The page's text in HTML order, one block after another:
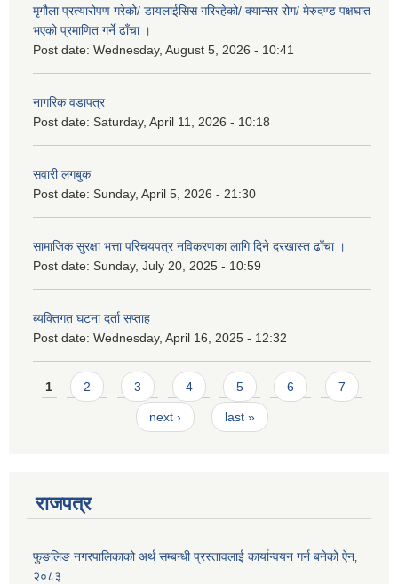
मृगौला प्रत्यारोपण गरेको/ डायलाईसिस गरिरहेको/ क्यान्सर रोग/ मेरुदण्ड पक्षघात
भएको प्रमाणित गर्ने ढाँचा ।
Post date: Wednesday, August 5, 2026 - 10:41
नागरिक वडापत्र
Post date: Saturday, April 11, 2026 - 10:18
सवारी लगबुक
Post date: Sunday, April 5, 2026 - 21:30
सामाजिक सुरक्षा भत्ता परिचयपत्र नविकरणका लागि दिने दरखास्त ढाँचा ।
Post date: Sunday, July 20, 2025 - 10:59
ब्यक्तिगत घटना दर्ता सप्ताह
Post date: Wednesday, April 16, 2025 - 12:32
Pages
1 2 3 4 5 6 7
next › last »
राजपत्र
फुङलिङ नगरपालिकाको अर्थ सम्बन्धी प्रस्तावलाई कार्यान्वयन गर्न बनेको ऐन‚
२०८३